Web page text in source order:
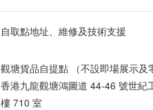
自取點地址、維修及技術支援
觀塘貨品自提點 （不設即場展示及
香港九龍觀塘鴻圖道 44-46 號世紀
樓 710 室